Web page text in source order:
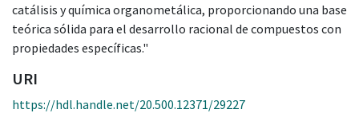
catálisis y química organometálica, proporcionando una base
teórica sólida para el desarrollo racional de compuestos con
propiedades específicas."
URI
https://hdl.handle.net/20.500.12371/29227